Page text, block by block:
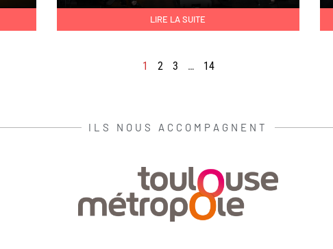
LIRE LA SUITE
1 2 3 … 14
ILS NOUS ACCOMPAGNENT